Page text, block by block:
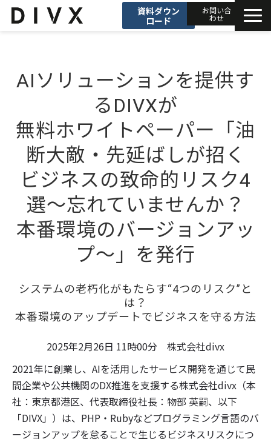
資料ダウン
ロード
お問い合
わせ
プロダクト
開発事例
セミナー
お知らせ
AIソリューションを提供す
るDIVXが
無料ホワイトペーパー「油
断大敵・先延ばしが招く
ビジネスの致命的リスク4
選〜忘れていませんか？
本番環境のバージョンアッ
プ〜」を発行
システムの老朽化がもたらす“4つのリスク”と
は？
本番環境のアップデートでビジネスを守る方法
2025年2月26日 11時00分 株式会社divx
2021年に創業し、AIを活用したサービス開発を通じて民
間企業や公共機関のDX推進を支援する株式会社divx（本
社：東京都港区、代表取締役社長：物部 英嗣、以下
「DIVX」）は、PHP・Rubyなどプログラミング言語のバ
ージョンアップを怠ることで生じるビジネスリスクにつ